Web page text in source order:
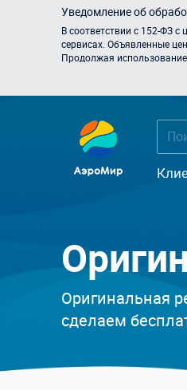
Уведомление об
В соответствии с 152-ФЗ с
сервисах. Объявленные
Продолжая использование
Оригинальная
сделаем